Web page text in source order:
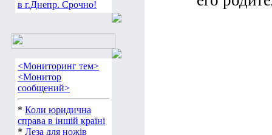
в г.Днепр. Срочно!
<Мониторинг тем>
<Монитор
сообщений>
* Коли юридична
справа в іншій країні
* Леза для ножів